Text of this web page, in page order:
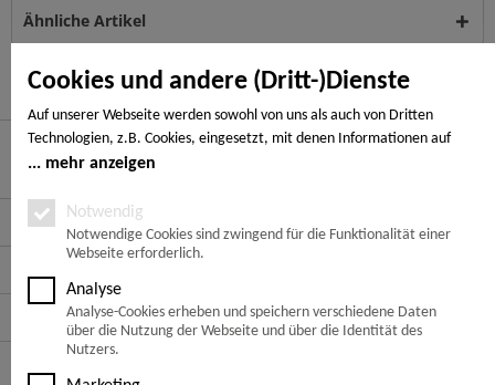
Cookies und andere (Dritt-)Dienste
Auf unserer Webseite werden sowohl von uns als auch von Dritten
Technologien, z.B. Cookies, eingesetzt, mit denen Informationen auf
Ihrem Endgerät gespeichert und/oder von Ihrem Endgerät abgerufen
Notwendige Cookies, Analyse-, Marketing- und Statistik-Cookies. Bei den
notwendigen Cookies handelt es sich um solche, die technisch notwendig
sind, um den von Ihnen gewünschten Dienst bereitzustellen, die übrigen
Cookies werden nur auf Grund einer von Ihnen erteilten Einwilligung
gesetzt. Die Einwilligung ist freiwillig. Personen, die das 16. Lebensjahr
noch nicht vollendet haben, benötigen die Zustimmung der
Sorgeberechtigten. Sie können Ihre Entscheidung jederzeit mit Wirkung
für die Zukunft widerrufen. Rufen Sie dazu lediglich den Cookie-Banner
mehr anzeigen
Notwendig
Notwendige Cookies sind zwingend für die Funktionalität einer
Webseite erforderlich.
Analyse
Analyse-Cookies erheben und speichern verschiedene Daten
über die Nutzung der Webseite und über die Identität des
Nutzers.
Ähnliche Artikel
Kunden haben sich ebenfalls angesehen
Hier finden Sie uns
Service Hotline
Informationen